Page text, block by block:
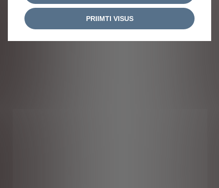
PRIIMTI VISUS